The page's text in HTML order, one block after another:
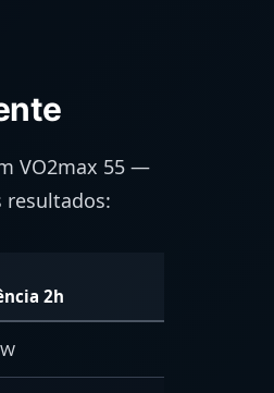
VO2max 55 —
resultados:
2h